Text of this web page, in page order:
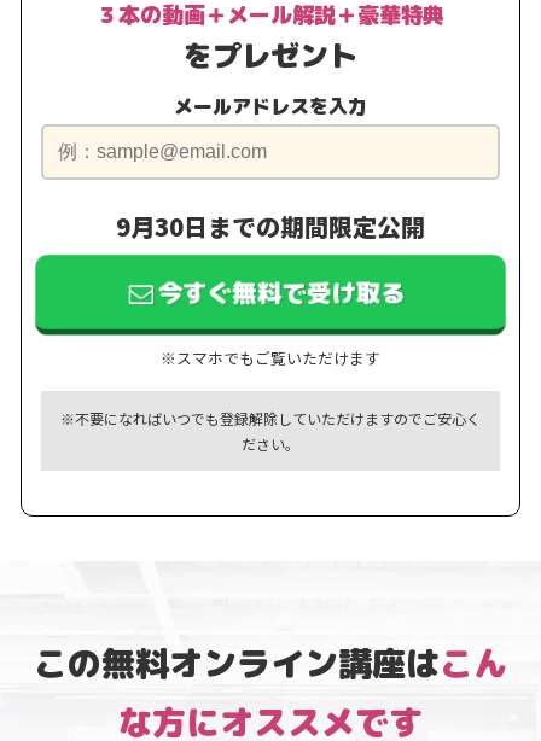
３本の動画＋メール解説＋豪華特典
をプレゼント
メールアドレスを入力
9月30日までの期間限定公開
今すぐ無料で受け取る
※スマホでもご覧いただけます
※不要になればいつでも登録解除していただけますのでご安心く
ださい。
この無料オンライン講座はこん
な方にオススメです